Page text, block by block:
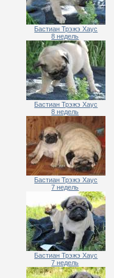
Бастиан Трэжэ Хаус
8 недель
Бастиан Трэжэ Хаус
8 недель
Бастиан Трэжэ Хаус
7 недель
Бастиан Трэжэ Хаус
7 недель